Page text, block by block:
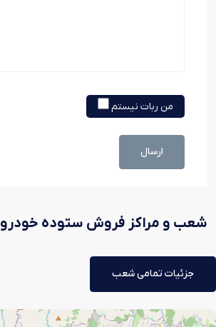
من ربات نیستم
ارسال
شعب و مراکز فروش ستوده خودرو
جزئیات تمامی شعب